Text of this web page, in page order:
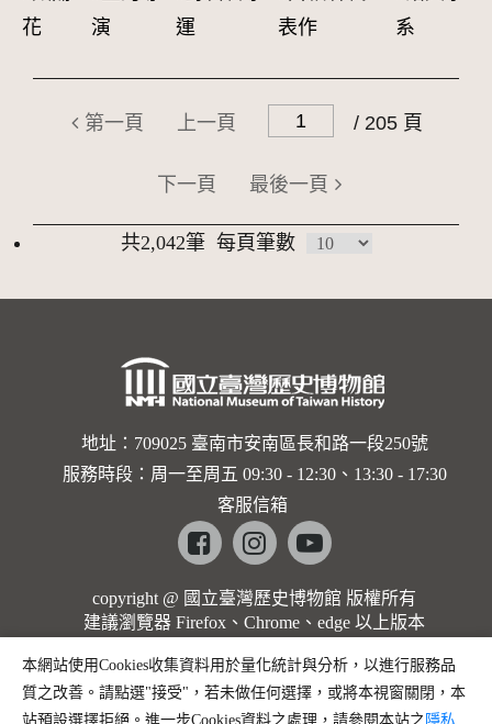
花
演
運
表作
系
第一頁 上一頁 / 205 頁
下一頁 最後一頁
共2,042筆 每頁筆數
地址：709025 臺南市安南區長和路一段250號
服務時段：周一至周五 09:30 - 12:30、13:30 - 17:30
客服信箱
Facebookinstagramyoutube
copyright @ 國立臺灣歷史博物館 版權所有
建議瀏覽器 Firefox、Chrome、edge 以上版本
本網站使用Cookies收集資料用於量化統計與分析，以進行服務品
質之改善。請點選"接受"，若未做任何選擇，或將本視窗關閉，本
站預設選擇拒絕。進一步Cookies資料之處理，請參閱本站之 隱私